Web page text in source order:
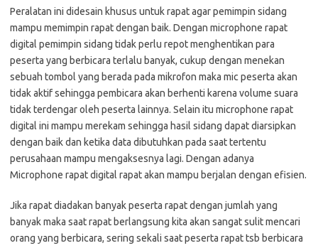
Peralatan ini didesain khusus untuk rapat agar pemimpin sidang
mampu memimpin rapat dengan baik. Dengan microphone rapat
digital pemimpin sidang tidak perlu repot menghentikan para
peserta yang berbicara terlalu banyak, cukup dengan menekan
sebuah tombol yang berada pada mikrofon maka mic peserta akan
tidak aktif sehingga pembicara akan berhenti karena volume suara
tidak terdengar oleh peserta lainnya. Selain itu microphone rapat
digital ini mampu merekam sehingga hasil sidang dapat diarsipkan
dengan baik dan ketika data dibutuhkan pada saat tertentu
perusahaan mampu mengaksesnya lagi. Dengan adanya
Microphone rapat digital rapat akan mampu berjalan dengan efisien.
Jika rapat diadakan banyak peserta rapat dengan jumlah yang
banyak maka saat rapat berlangsung kita akan sangat sulit mencari
orang yang berbicara, sering sekali saat peserta rapat tsb berbicara